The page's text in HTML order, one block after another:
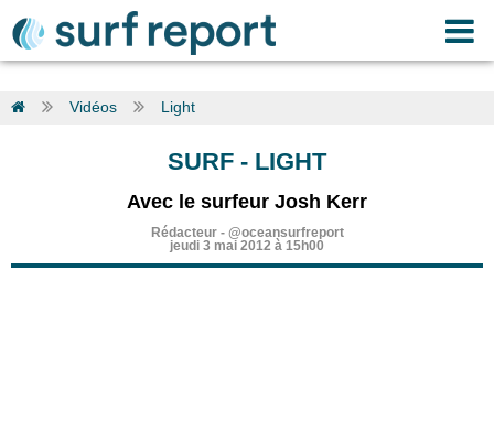
Vidéos Light
SURF - LIGHT
Avec le surfeur Josh Kerr
Rédacteur- @oceansurfreport
jeudi 3 mai 2012 à 15h00